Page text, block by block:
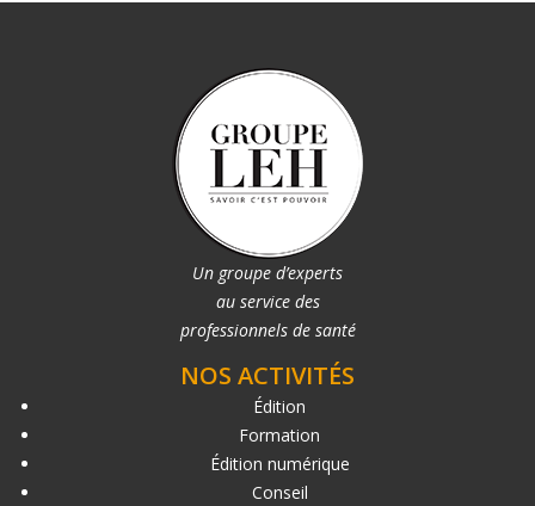
Un groupe d’experts
au service des
professionnels de santé
NOS ACTIVITÉS
Édition
Formation
Édition numérique
Conseil